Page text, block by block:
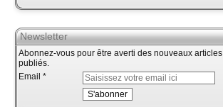
Newsletter
Abonnez-vous pour être averti des nouveaux articles
publiés.
Email